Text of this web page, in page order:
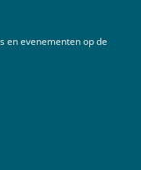
en evenementen op de